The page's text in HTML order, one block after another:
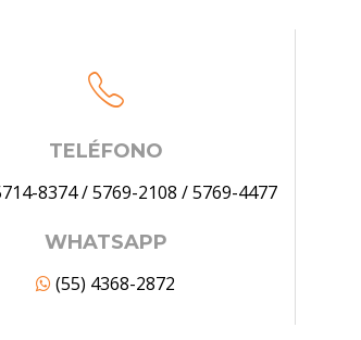
TELÉFONO
8374/5769-2108 /5769-4477
WHATSAPP
(55) 4368-2872